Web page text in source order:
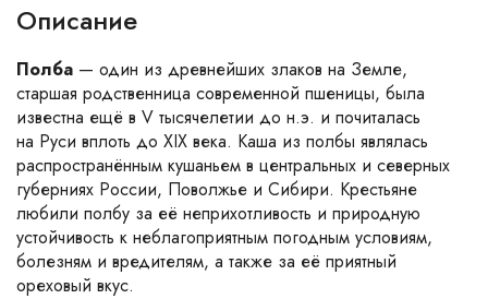
Описание
Полба — один из древнейших злаков на Земле,
старшая родственница современной пшеницы, была
известна ещё в V тысячелетии до н.э. и почиталась
на Руси вплоть до XIX века. Каша из полбы являлась
распространённым кушаньем в центральных и северных
губерниях России, Поволжье и Сибири. Крестьяне
любили полбу за её неприхотливость и природную
устойчивость к неблагоприятным погодным условиям,
болезням и вредителям, а также за её приятный
ореховый вкус.